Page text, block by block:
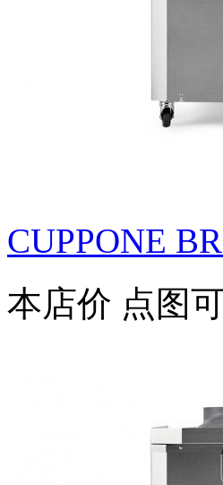
CUPPONE
本店价 点图